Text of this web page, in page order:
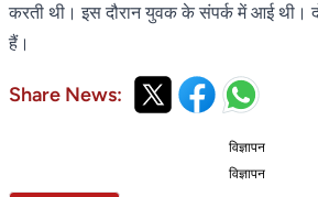
करती थी। इस दौरान युवक के संपर्क में आई थी।
हैं।
Share News:
विज्ञापन
विज्ञापन